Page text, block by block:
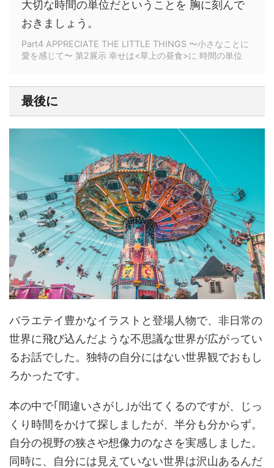
大切な時間の単位だということを 胸に刻んで
おきましょう。
Part4 APPRECIATE THE LITTLE THINGS 〜小さなことに
愛を感じて〜 第2展示 幸せは<草上の昼食>に 時間の単位
最後に
バラエテイ豊かなイラストと登場人物で、非日常の
世界に飛び込んだような不思議な世界が広がってい
るお話でした。独特の自分にはない世界観でおもし
ろかったです。
本の中で｢間違いさがし｣が出てくるのですが、じっ
くり時間をかけて探しましたが、半分も分からず。
自分の視野の狭さや想像力のなさを実感しました。
同時に、自分には見えていない世界は沢山あるんだ